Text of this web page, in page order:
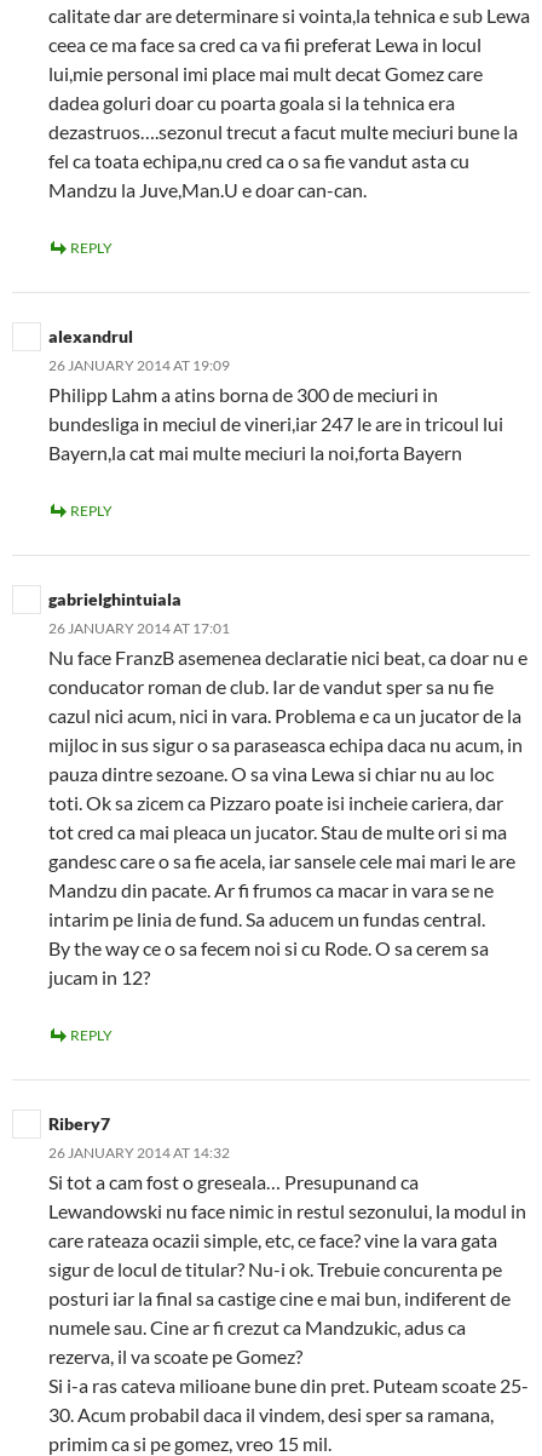
calitate dar are determinare si vointa,la tehnica e sub Lewa
ceea ce ma face sa cred ca va fii preferat Lewa in locul
lui,mie personal imi place mai mult decat Gomez care
dadea goluri doar cu poarta goala si la tehnica era
dezastruos….sezonul trecut a facut multe meciuri bune la
fel ca toata echipa,nu cred ca o sa fie vandut asta cu
Mandzu la Juve,Man.U e doar can-can.
REPLY
alexandrul
26 JANUARY 2014 AT 19:09
Philipp Lahm a atins borna de 300 de meciuri in
bundesliga in meciul de vineri,iar 247 le are in tricoul lui
Bayern,la cat mai multe meciuri la noi,forta Bayern
REPLY
gabrielghintuiala
26 JANUARY 2014 AT 17:01
Nu face FranzB asemenea declaratie nici beat, ca doar nu e
conducator roman de club. Iar de vandut sper sa nu fie
cazul nici acum, nici in vara. Problema e ca un jucator de la
mijloc in sus sigur o sa paraseasca echipa daca nu acum, in
pauza dintre sezoane. O sa vina Lewa si chiar nu au loc
toti. Ok sa zicem ca Pizzaro poate isi incheie cariera, dar
tot cred ca mai pleaca un jucator. Stau de multe ori si ma
gandesc care o sa fie acela, iar sansele cele mai mari le are
Mandzu din pacate. Ar fi frumos ca macar in vara se ne
intarim pe linia de fund. Sa aducem un fundas central.
By the way ce o sa fecem noi si cu Rode. O sa cerem sa
jucam in 12?
REPLY
Ribery7
26 JANUARY 2014 AT 14:32
Si tot a cam fost o greseala… Presupunand ca
Lewandowski nu face nimic in restul sezonului, la modul in
care rateaza ocazii simple, etc, ce face? vine la vara gata
sigur de locul de titular? Nu-i ok. Trebuie concurenta pe
posturi iar la final sa castige cine e mai bun, indiferent de
numele sau. Cine ar fi crezut ca Mandzukic, adus ca
rezerva, il va scoate pe Gomez?
Si i-a ras cateva milioane bune din pret. Puteam scoate 25-
30. Acum probabil daca il vindem, desi sper sa ramana,
primim ca si pe gomez, vreo 15 mil.